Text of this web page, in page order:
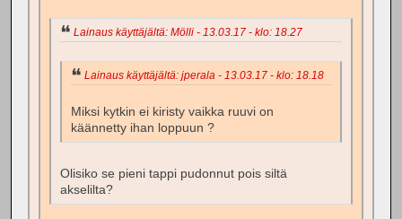
Lainaus käyttäjältä: Mölli - 13.03.17 - klo: 18.27
Lainaus käyttäjältä: jperala - 13.03.17 - klo: 18.18
Miksi kytkin ei kiristy vaikka ruuvi on
käännetty ihan loppuun ?
Olisiko se pieni tappi pudonnut pois siltä
akselilta?